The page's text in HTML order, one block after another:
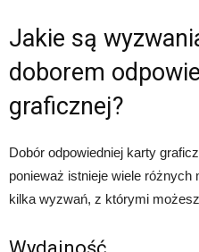
Jakie są
doborem
graficznej?
Dobór odpowiedniej karty
ponieważ istnieje wiele
kilka wyzwań, z którymi